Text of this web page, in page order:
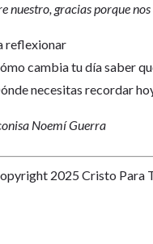
nuestro, gracias porque
reflexionar
cambia tu día saber
necesitas recordar
Noemí Guerra
2025 Cristo Para